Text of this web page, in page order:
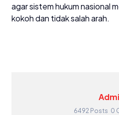
agar sistem hukum nasional
kokoh dan tidak salah arah.
6492 Posts 0